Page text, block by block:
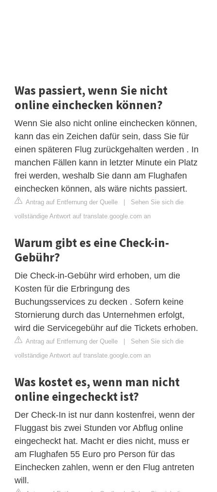
Was passiert, wenn Sie nicht
online einchecken können?
Wenn Sie also nicht online einchecken können,
kann das ein Zeichen dafür sein, dass Sie für
einen späteren Flug zurückgehalten werden . In
manchen Fällen kann in letzter Minute ein Platz
frei werden, weshalb Sie dann am Flughafen
einchecken können, als wäre nichts passiert.
Antrag auf Entfernung der Quelle | Sehen Sie sich die
vollständige Antwort auf translate.google.com an
Warum gibt es eine Check-in-
Gebühr?
Die Check-in-Gebühr wird erhoben, um die
Kosten für die Erbringung des
Buchungsservices zu decken . Sofern keine
Stornierung durch das Unternehmen erfolgt,
wird die Servicegebühr auf die Tickets erhoben.
Antrag auf Entfernung der Quelle | Sehen Sie sich die
vollständige Antwort auf translate.google.com an
Was kostet es, wenn man nicht
online eingecheckt ist?
Der Check-In ist nur dann kostenfrei, wenn der
Fluggast bis zwei Stunden vor Abflug online
eingecheckt hat. Macht er dies nicht, muss er
am Flughafen 55 Euro pro Person für das
Einchecken zahlen, wenn er den Flug antreten
will.